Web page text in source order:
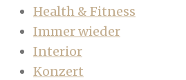
Health & Fitness
Immer wieder
Interior
Konzert